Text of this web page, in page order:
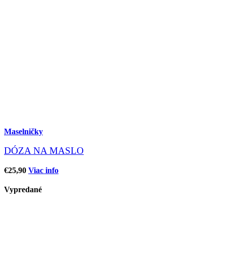
Maselničky
DÓZA NA MASLO
€25,90 Viac info
Vypredané